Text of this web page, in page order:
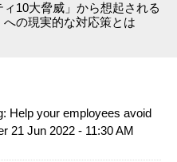
ィ10大脅威」から想起される
への現実的な対応策とは
Help your employees avoid
21 Jun 2022 - 11:30 AM